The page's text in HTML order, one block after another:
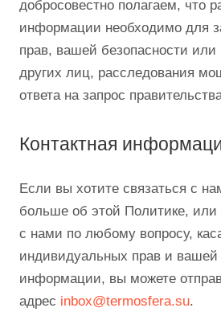
добросовестно полагаем, что
информации необходимо для
прав, вашей безопасности или
других лиц, расследования
ответа на запрос
Контактная
Если вы хотите связаться с
больше об этой Политике, или
с нами по любому вопросу,
индивидуальных прав и вашей
информации, вы можете
адрес inbox@termosfera.su.